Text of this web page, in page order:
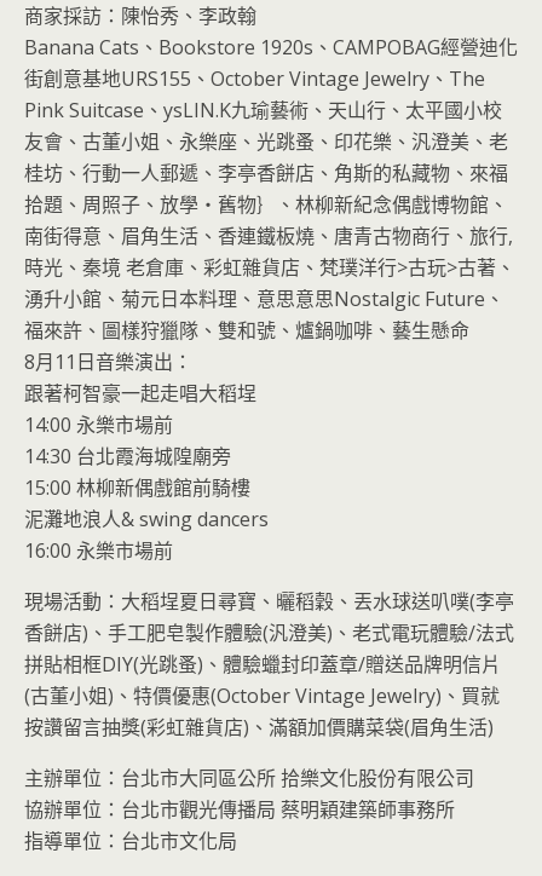
商家採訪：陳怡秀、李政翰
Banana Cats、Bookstore 1920s、CAMPOBAG經營迪化
街創意基地URS155、October Vintage Jewelry、The
Pink Suitcase、ysLIN.K九瑜藝術、天山行、太平國小校
友會、古董小姐、永樂座、光跳蚤、印花樂、汎澄美、老
桂坊、行動一人郵遞、李亭香餅店、角斯的私藏物、來福
拾題、周照子、放學‧舊物｝、林柳新紀念偶戲博物館、
南街得意、眉角生活、香連鐵板燒、唐青古物商行、旅行,
時光、秦境 老倉庫、彩虹雜貨店、梵璞洋行>古玩>古著、
湧升小館、菊元日本料理、意思意思Nostalgic Future、
福來許、圖樣狩獵隊、雙和號、爐鍋咖啡、藝生懸命
8月11日音樂演出：
跟著柯智豪一起走唱大稻埕
14:00 永樂市場前
14:30 台北霞海城隍廟旁
15:00 林柳新偶戲館前騎樓
泥灘地浪人& swing dancers
16:00 永樂市場前
現場活動：大稻埕夏日尋寶、曬稻穀、丟水球送叭噗(李亭
香餅店)、手工肥皂製作體驗(汎澄美)、老式電玩體驗/法式
拼貼相框DIY(光跳蚤)、體驗蠟封印蓋章/贈送品牌明信片
(古董小姐)、特價優惠(October Vintage Jewelry)、買就
按讚留言抽獎(彩虹雜貨店)、滿額加價購菜袋(眉角生活)
主辦單位：台北市大同區公所 拾樂文化股份有限公司
協辦單位：台北市觀光傳播局 蔡明穎建築師事務所
指導單位：台北市文化局